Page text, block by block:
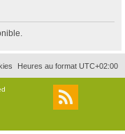
r
c
r
Heures au format UTC+02:00